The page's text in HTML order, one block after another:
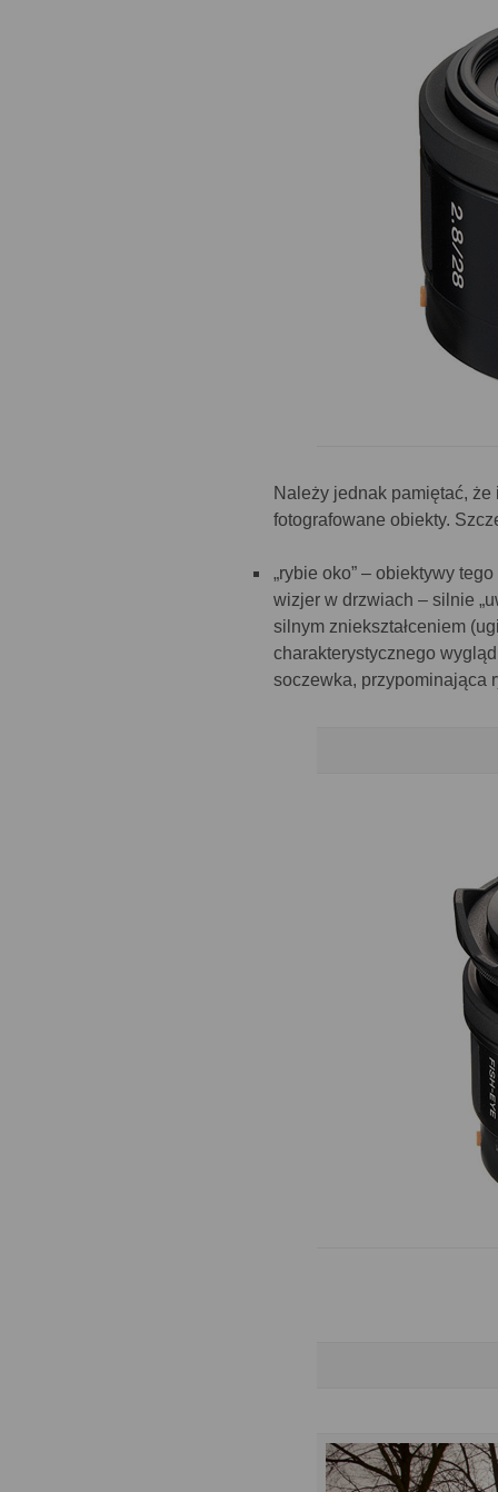
Należy jednak pamiętać,
fotografowane obiekty.
„rybie oko” – obiektywy
wizjer w drzwiach – silnie
silnym zniekształceniem
charakterystycznego
soczewka, przypominająca